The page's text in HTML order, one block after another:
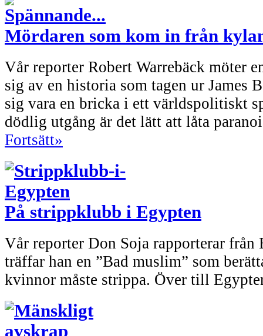
Mördaren som kom in från
Vår reporter Robert Warrebäck möter
sig av en historia som tagen ur James
sig vara en bricka i ett världspolitiskt
dödlig utgång är det lätt att låta
Fortsätt»
På strippklubb i Egypten
Vår reporter Don Soja rapporterar från
träffar han en ”Bad muslim” som
kvinnor måste strippa. Över till